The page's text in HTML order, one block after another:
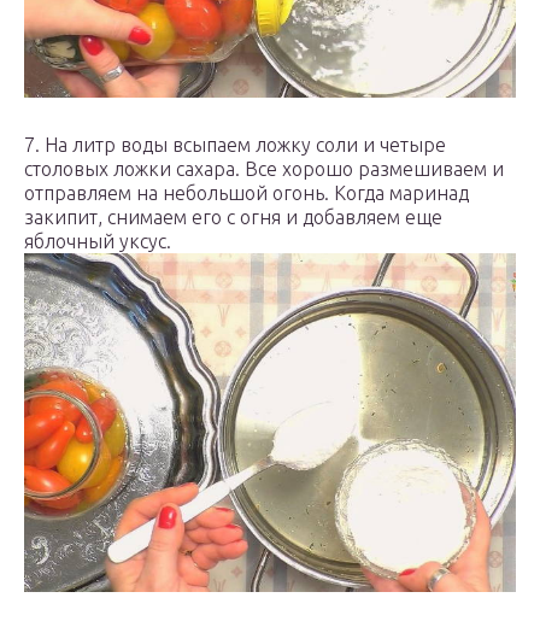
7. На литр воды всыпаем ложку соли и четыре
столовых ложки сахара. Все хорошо размешиваем и
отправляем на небольшой огонь. Когда маринад
закипит, снимаем его с огня и добавляем еще
яблочный уксус.